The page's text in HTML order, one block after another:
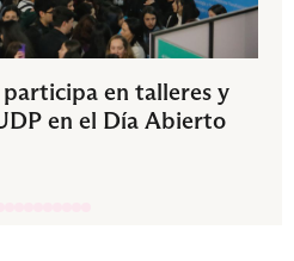
en talleres y
en el Día Abierto